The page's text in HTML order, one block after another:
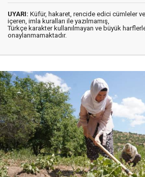
UYARI: Küfür, hakaret, rencide edici cümleler
içeren, imla kuralları ile yazılmamış,
Türkçe karakter kullanılmayan ve büyük
onaylanmamaktadır.